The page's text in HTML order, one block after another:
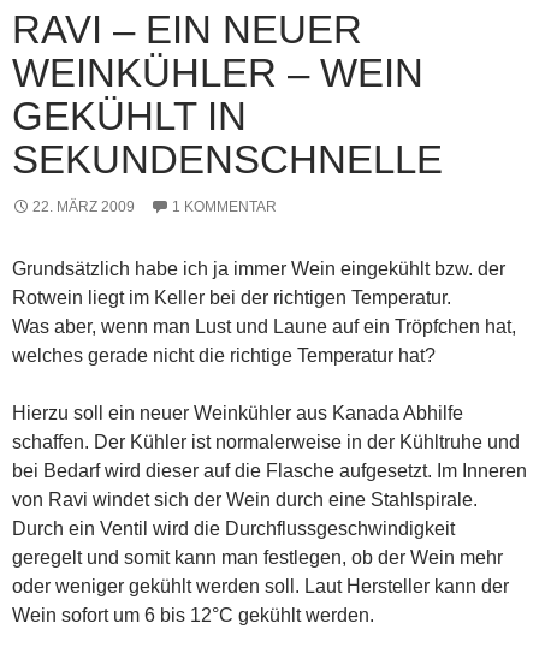
RAVI – EIN NEUER
WEINKÜHLER – WEIN
GEKÜHLT IN
SEKUNDENSCHNELLE
22. MÄRZ 2009 1 KOMMENTAR
Grundsätzlich habe ich ja immer Wein eingekühlt bzw. der
Rotwein liegt im Keller bei der richtigen Temperatur.
Was aber, wenn man Lust und Laune auf ein Tröpfchen hat,
welches gerade nicht die richtige Temperatur hat?
Hierzu soll ein neuer Weinkühler aus Kanada Abhilfe
schaffen. Der Kühler ist normalerweise in der Kühltruhe und
bei Bedarf wird dieser auf die Flasche aufgesetzt. Im Inneren
von Ravi windet sich der Wein durch eine Stahlspirale.
Durch ein Ventil wird die Durchflussgeschwindigkeit
geregelt und somit kann man festlegen, ob der Wein mehr
oder weniger gekühlt werden soll. Laut Hersteller kann der
Wein sofort um 6 bis 12°C gekühlt werden.